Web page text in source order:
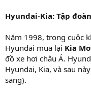
Hyundai-Kia: Tập
Năm 1998, trong cuộc
Hyundai mua lại Kia
đồ xe hơi châu Á.
Hyundai, Kia, và sau
sang).